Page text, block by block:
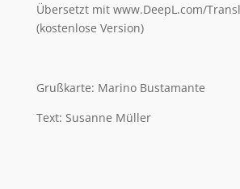
Übersetzt mit www.DeepL.com/
(kostenlose Version)
Grußkarte: Marino Bustamante
Text: Susanne Müller